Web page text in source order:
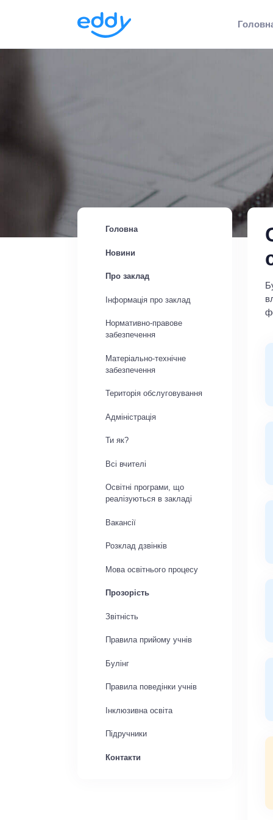
Головна
Новини
Про заклад
Інформація про заклад
Нормативно-правове
забезпечення
Матеріально-технічне
забезпечення
Територія обслуговування
Адміністрація
Ти як?
Всі вчителі
Освітні програми, що
реалізуються в закладі
Вакансії
Розклад дзвінків
Мова освітнього процесу
Прозорість
Звітність
Правила прийому учнів
Булінг
Правила поведінки учнів
Інклюзивна освіта
Підручники
Контакти